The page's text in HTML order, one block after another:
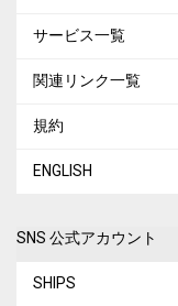
サービス一覧
関連リンク一覧
規約
ENGLISH
SNS 公式アカウント
SHIPS